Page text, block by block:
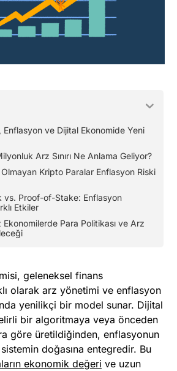
Enflasyon ve Dijital Ekonomide Yeni
Arz Sınırı Ne Anlama Geliyor?
Kripto Paralar Enflasyon Riski
vs. Proof-of-Stake: Enflasyon
Etkiler
Para Politikası ve Arz
geleneksel finans
olarak arz yönetimi ve enflasyon
yenilikçi bir model sunar. Dijital
bir algoritmaya veya önceden
göre üretildiğinden, enflasyonun
doğasına entegredir. Bu
ekonomik değeri ve uzun